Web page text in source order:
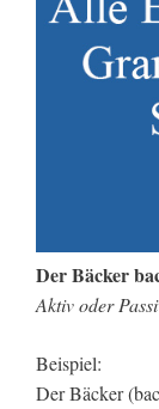
Der Bäcker
Aktiv oder
Beispiel:
Der Bäcker